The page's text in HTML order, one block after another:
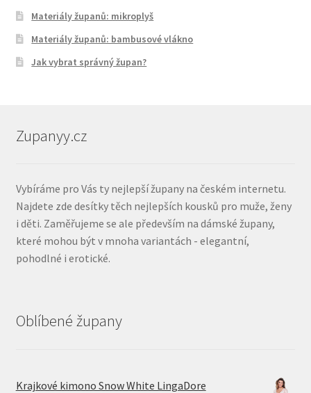
Materiály županů: mikroplyš
Materiály županů: bambusové vlákno
Jak vybrat správný župan?
Zupanyy.cz
Vybíráme pro Vás ty nejlepší župany na českém internetu.
Najdete zde desítky těch nejlepších kousků pro muže, ženy
i děti. Zaměřujeme se ale především na dámské župany,
které mohou být v mnoha variantách - elegantní,
pohodlné i erotické.
Oblíbené župany
Krajkové kimono Snow White LingaDore